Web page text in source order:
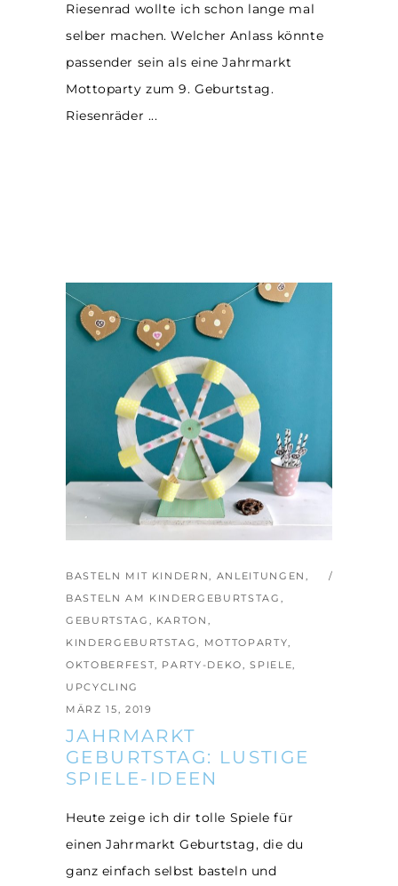
Riesenrad wollte ich schon lange mal
selber machen. Welcher Anlass könnte
passender sein als eine Jahrmarkt
Mottoparty zum 9. Geburtstag.
Riesenräder
BASTELN MIT KINDERN, ANLEITUNGEN ,
BASTELN AM KINDERGEBURTSTAG ,
GEBURTSTAG , KARTON ,
KINDERGEBURTSTAG, MOTTOPARTY,
OKTOBERFEST, PARTY-DEKO,SPIELE,
UPCYCLING
MÄRZ 15, 2019
JAHRMARKT
GEBURTSTAG: LUSTIGE
SPIELE-IDEEN
Heute zeige ich dir tolle Spiele für
einen Jahrmarkt Geburtstag, die du
ganz einfach selbst basteln und